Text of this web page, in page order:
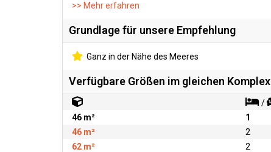
>> Mehr erfahren
Grundlage für unsere Empfehlung
Ganz in der Nähe des Meeres
Verfügbare Größen im gleichen Komplex
/
46 m²
1
46 m²
2
62 m²
2